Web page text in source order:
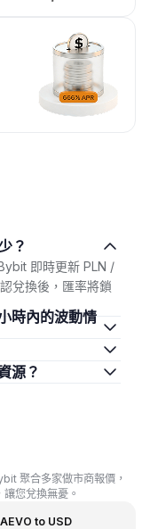
？
即時更新 PLN /
兌換後，匯率將鎖
源？
聚合多家做市商報價，
您兌換無憂。
AEVO to USD